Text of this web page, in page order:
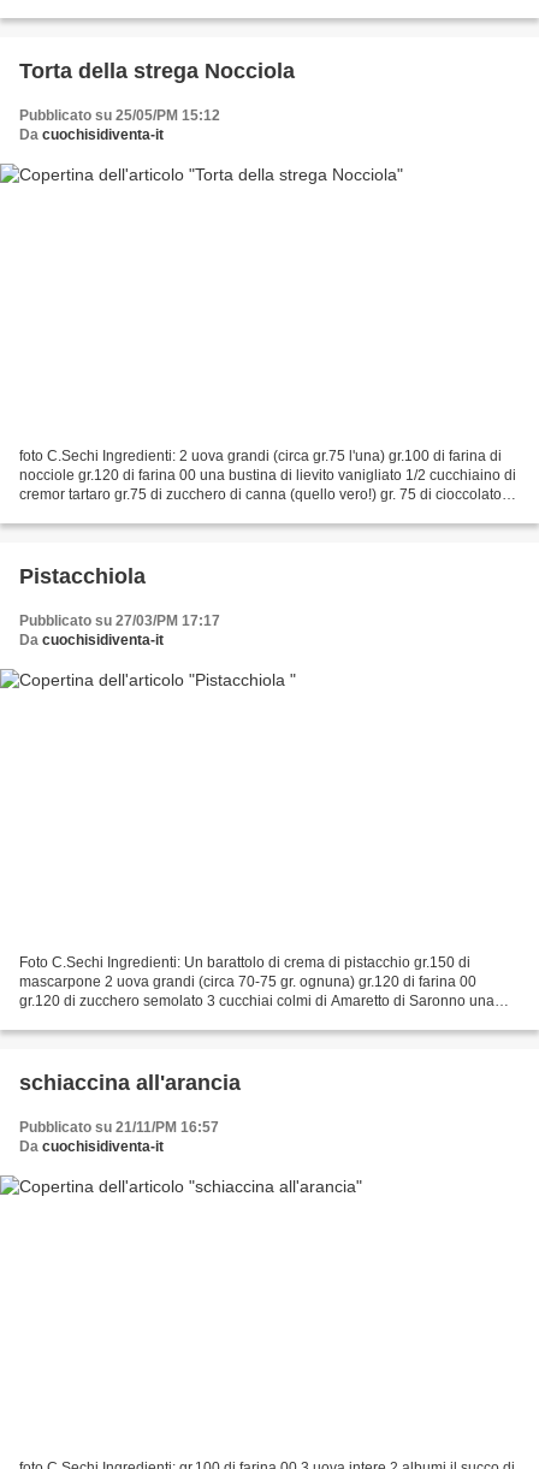
Torta della strega Nocciola
Pubblicato su 25/05/PM 15:12
Da cuochisidiventa-it
foto C.Sechi Ingredienti: 2 uova grandi (circa gr.75 l'una) gr.100 di farina di
nocciole gr.120 di farina 00 una bustina di lievito vanigliato 1/2 cucchiaino di
cremor tartaro gr.75 di zucchero di canna (quello vero!) gr. 75 di cioccolato
Pistacchiola
Pubblicato su 27/03/PM 17:17
Da cuochisidiventa-it
Foto C.Sechi Ingredienti: Un barattolo di crema di pistacchio gr.150 di
mascarpone 2 uova grandi (circa 70-75 gr. ognuna) gr.120 di farina 00
gr.120 di zucchero semolato 3 cucchiai colmi di Amaretto di Saronno una
schiaccina all'arancia
Pubblicato su 21/11/PM 16:57
Da cuochisidiventa-it